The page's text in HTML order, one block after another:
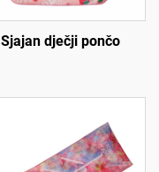
Sjajan dječji pončo